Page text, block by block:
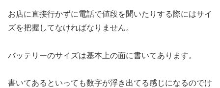
お店に直接行かずに電話で値段を聞いたりする際にはサイ
ズを把握してなければなりません。
バッテリーのサイズは基本上の面に書いてあります。
書いてあるといっても数字が浮き出てる感じになるのでけ